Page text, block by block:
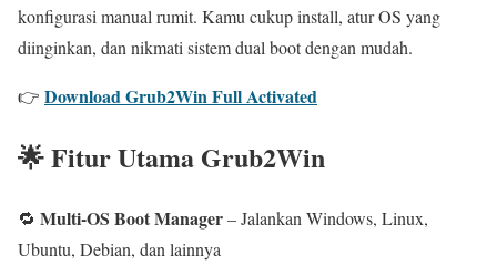
konfigurasi manual rumit. Kamu cukup install, atur OS yang
diinginkan, dan nikmati sistem dual boot dengan mudah.
👉 Download Grub2Win Full Activated
🌟 Fitur Utama Grub2Win
🔁 Multi-OS Boot Manager– Jalankan Windows, Linux,
Ubuntu, Debian, dan lainnya